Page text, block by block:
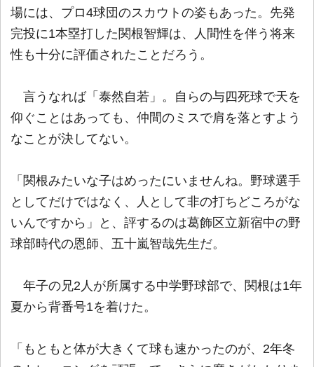
場には、プロ4球団のスカウトの姿もあった。先発
完投に1本塁打した関根智輝は、人間性を伴う将来
性も十分に評価されたことだろう。
言うなれば「泰然自若」。自らの与四死球で天を
仰ぐことはあっても、仲間のミスで肩を落とすよう
なことが決してない。
「関根みたいな子はめったにいませんね。野球選手
としてだけではなく、人として非の打ちどころがな
いんですから」と、評するのは葛飾区立新宿中の野
球部時代の恩師、五十嵐智哉先生だ。
年子の兄2人が所属する中学野球部で、関根は1年
夏から背番号1を着けた。
「もともと体が大きくて球も速かったのが、2年冬